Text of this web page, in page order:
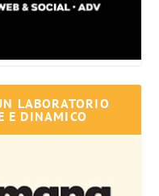
LABORATORIO
E DINAMICO